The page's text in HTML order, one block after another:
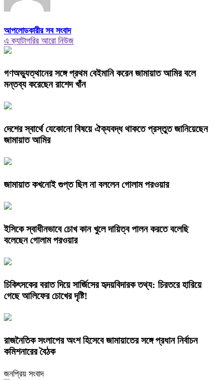
আপলোডকারীর সব সংবাদ
এ ক্যাটাগরির আরো নিউজ
গণঅভ্যুত্থানের সঙ্গে প্রথম বেইমানি করেন জামায়াত আমির বলে
মন্তব্য করেছেন রাশেদ খাঁন
দেশের স্বার্থে যেকোনো বিষয়ে ঐক্যবদ্ধ থাকতে প্রস্তুত জানিয়েছেন
জামায়াত আমির
জামায়াত কখনোই গুপ্ত ছিল না বললেন গোলাম পরওয়ার
ইসিকে স্বাধীনভাবে চোখ কান খুলে দায়িত্ব পালন করতে বলেছি
বলেছেন গোলাম পরওয়ার
চিকিৎসকের বরাত দিয়ে সার্জিসের হৃদয়বিদারক তথ্য: চিরতরে হারিয়ে
গেছে আলিফের চোখের দৃষ্টি!
রাজনৈতিক সংলাপের অংশ হিসেবে জামায়াতের সঙ্গে প্রধান নির্বাচন
কমিশনারের বৈঠক
জনপ্রিয় সংবাদ